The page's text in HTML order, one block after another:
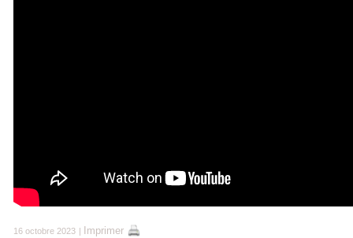
16 octobre 2023 | Imprimer